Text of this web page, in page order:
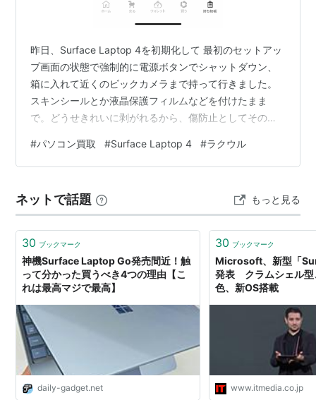
昨日、Surface Laptop 4を初期化して 最初のセットアッ
プ画面の状態で強制的に電源ボタンでシャットダウン、
箱に入れて近くのビックカメラまで持って行きました。
スキンシールとか液晶保護フィルムなどを付けたまま
で。どうせきれいに剥がれるから、傷防止としてそのま
時間。 その間神座でラーメン食べて待機。 結果、液晶に
小さな白ムラがあると指摘されました orz 液晶のムラの
故障ですか？故障ではありません。 液晶ディスプレイ
は、見る角度によってすじ状の色ムラや、明るさのムラ
が見えることがありま…
#パソコン買取 #Surface Laptop 4 #ラクウル
ネットで話題 もっと見る
30 ブックマーク
神機Surface Laptop Go発売間近！触
って分かった買うべき4つの理由【こ
れは最高マジで最高】
daily-gadget.net
30 ブックマーク
Microsoft、新型「
発表 クラムシェル型
色、新OS搭載
www.itmedia.co.jp